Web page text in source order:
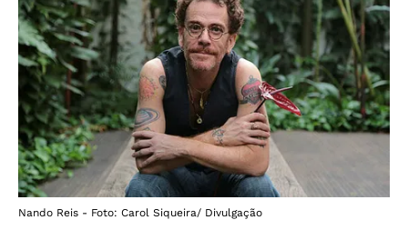
Nando Reis - Foto: Carol Siqueira/ Divulgação